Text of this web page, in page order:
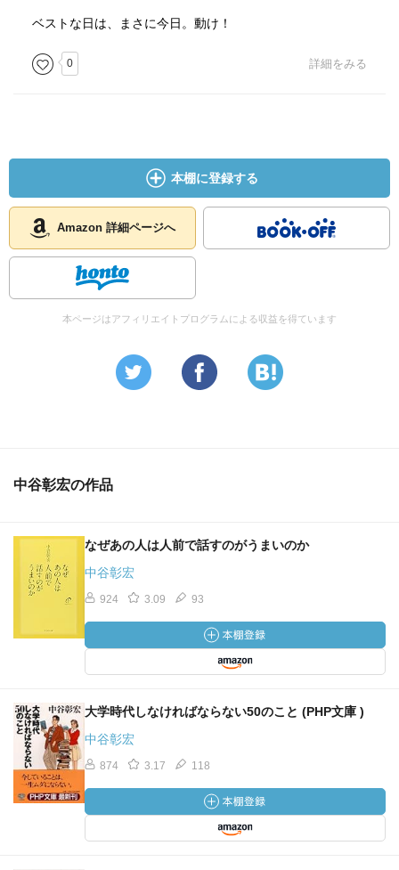
ベストな日は、まさに今日。動け！
0 詳細をみる
本棚に登録する
Amazon 詳細ページへ
本ページはアフィリエイトプログラムによる収益を得ています
中谷彰宏の作品
なぜあの人は人前で話すのがうまいのか
中谷彰宏
924 3.09 93
大学時代しなければならない50のこと (PHP文庫 )
中谷彰宏
874 3.17 118